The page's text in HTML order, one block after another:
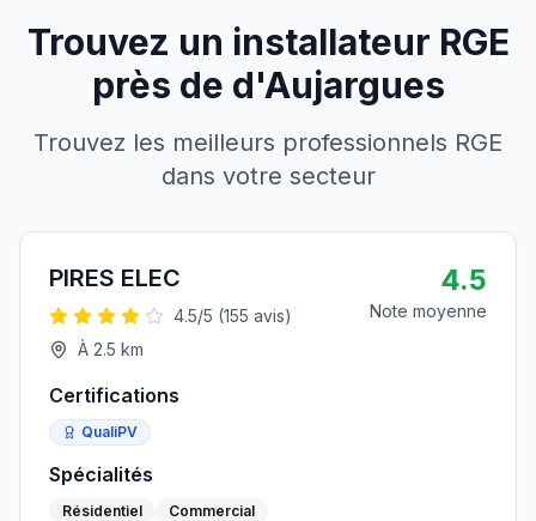
Trouvez un installateur RGE
près de d'Aujargues
Trouvez les meilleurs professionnels RGE
dans votre secteur
PIRES ELEC
4.5/5 (155 avis)
À 2.5 km
4.5
Note moyenne
Certifications
QualiPV
Spécialités
Résidentiel Commercial